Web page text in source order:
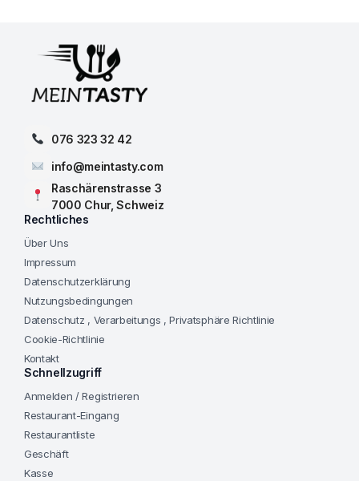
076 323 32 42
info@meintasty.com
Raschärenstrasse 3
7000 Chur, Schweiz
Rechtliches
Über Uns
Impressum
Datenschutzerklärung
Nutzungsbedingungen
Datenschutz , Verarbeitungs , Privatsphäre Richtlinie
Cookie-Richtlinie
Kontakt
Schnellzugriff
Anmelden / Registrieren
Restaurant-Eingang
Restaurantliste
Geschäft
Kasse